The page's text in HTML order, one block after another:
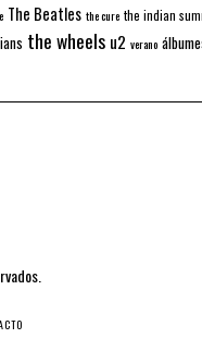
The Beatles the cure the indian
the wheels u2 verano